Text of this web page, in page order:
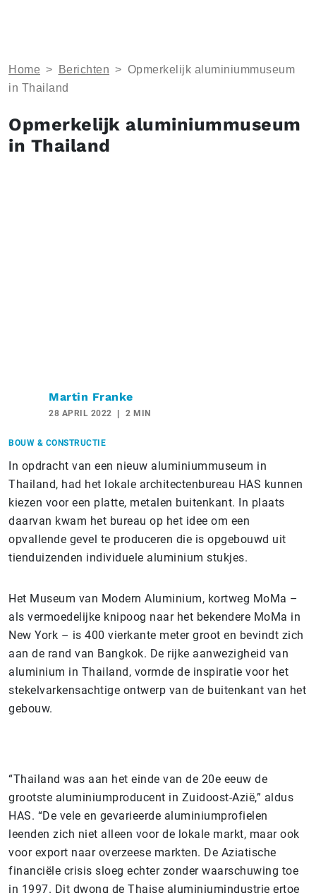
Home > Berichten > Opmerkelijk aluminiummuseum
in Thailand
Opmerkelijk aluminiummuseum
in Thailand
Martin Franke
28 APRIL 2022 2 MIN
BOUW & CONSTRUCTIE
In opdracht van een nieuw aluminiummuseum in
Thailand, had het lokale architectenbureau HAS kunnen
kiezen voor een platte, metalen buitenkant. In plaats
daarvan kwam het bureau op het idee om een
opvallende gevel te produceren die is opgebouwd uit
tienduizenden individuele aluminium stukjes.
Het Museum van Modern Aluminium, kortweg MoMa –
als vermoedelijke knipoog naar het bekendere MoMa in
New York – is 400 vierkante meter groot en bevindt zich
aan de rand van Bangkok. De rijke aanwezigheid van
aluminium in Thailand, vormde de inspiratie voor het
stekelvarkensachtige ontwerp van de buitenkant van het
gebouw.
“Thailand was aan het einde van de 20e eeuw de
grootste aluminiumproducent in Zuidoost-Azië,” aldus
HAS. “De vele en gevarieerde aluminiumprofielen
leenden zich niet alleen voor de lokale markt, maar ook
voor export naar overzeese markten. De Aziatische
financiële crisis sloeg echter zonder waarschuwing toe
in 1997. Dit dwong de Thaise aluminiumindustrie ertoe